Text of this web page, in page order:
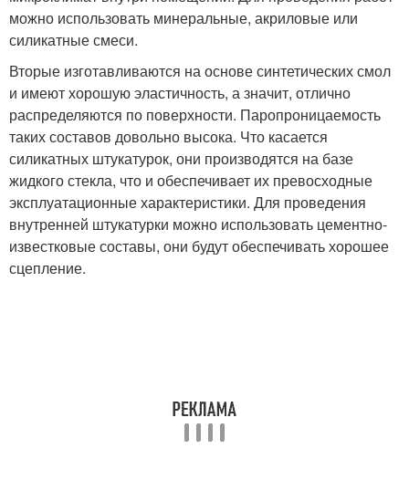
можно использовать минеральные, акриловые или
силикатные смеси.
Вторые изготавливаются на основе синтетических смол
и имеют хорошую эластичность, а значит, отлично
распределяются по поверхности. Паропроницаемость
таких составов довольно высока. Что касается
силикатных штукатурок, они производятся на базе
жидкого стекла, что и обеспечивает их превосходные
эксплуатационные характеристики. Для проведения
внутренней штукатурки можно использовать цементно-
известковые составы, они будут обеспечивать хорошее
сцепление.